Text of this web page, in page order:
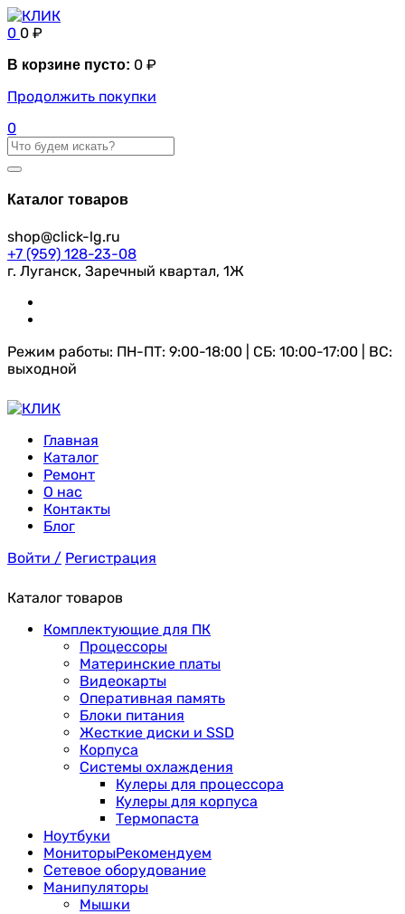
0 0 ₽
В корзине пусто: 0 ₽
Продолжить покупки
0
Каталог товаров
shop@click-lg.ru
+7 (959) 128-23-08
г. Луганск, Заречный квартал, 1Ж
Режим работы: ПН-ПТ: 9:00-18:00 | СБ: 10:00-17:00 | ВС:
выходной
Главная
Каталог
Ремонт
О нас
Контакты
Блог
Войти / Регистрация
Каталог товаров
Комплектующие для ПК
Процессоры
Материнские платы
Видеокарты
Оперативная память
Блоки питания
Жесткие диски и SSD
Корпуса
Системы охлаждения
Кулеры для процессора
Кулеры для корпуса
Термопаста
Ноутбуки
МониторыРекомендуем
Сетевое оборудование
Манипуляторы
Мышки